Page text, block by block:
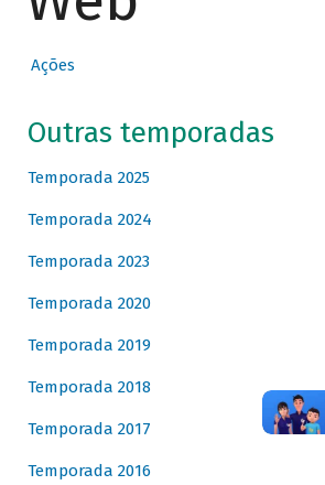
Ações
Outras temporadas
Temporada 2025
Temporada 2024
Temporada 2023
Temporada 2020
Temporada 2019
Temporada 2018
Temporada 2017
Temporada 2016